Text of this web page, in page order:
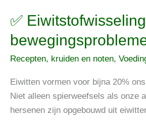
✅
Recepten, kruiden en noten,
Eiwitten vormen voor bijna 20%
Niet alleen spierweefsels als onze
hersenen zijn opgebouwd uit
✅
verstoring
kan
voor
bewegingsproblemen,
spierafbraak